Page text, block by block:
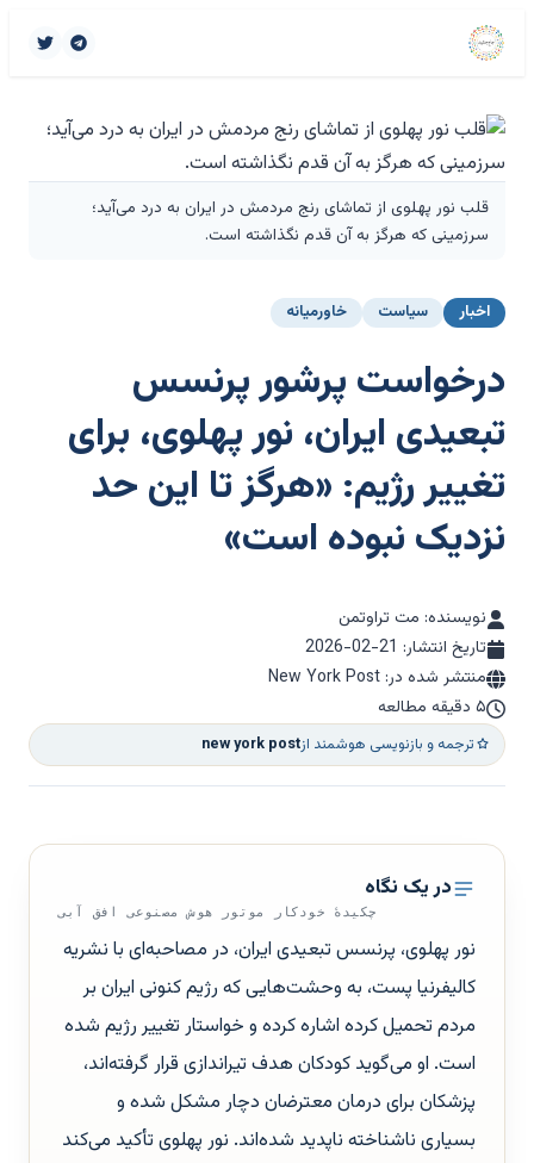
قلب نور پهلوی از تماشای رنج مردمش در ایران به درد می‌آید؛
سرزمینی که هرگز به آن قدم نگذاشته است.
اخبار سیاست خاورمیانه
درخواست پرشور پرنسس
تبعیدی ایران، نور پهلوی، برای
تغییر رژیم: «هرگز تا این حد
نزدیک نبوده است»
نویسنده: مت تراوتمن
تاریخ انتشار: 2026-02-21
منتشر شده در: New York Post
۵ دقیقه مطالعه
ترجمه و بازنویسی هوشمند ازnew york post
در یک نگاه
چکیدهٔ خودکار موتور هوش مصنوعی افق آبی
نور پهلوی، پرنسس تبعیدی ایران، در مصاحبه‌ای با نشریه
کالیفرنیا پست، به وحشت‌هایی که رژیم کنونی ایران بر
مردم تحمیل کرده اشاره کرده و خواستار تغییر رژیم شده
است. او می‌گوید کودکان هدف تیراندازی قرار گرفته‌اند،
پزشکان برای درمان معترضان دچار مشکل شده و
بسیاری ناشناخته ناپدید شده‌اند. نور پهلوی تأکید می‌کند